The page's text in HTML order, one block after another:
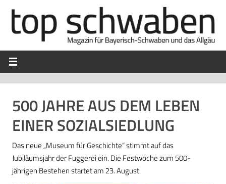
500 JAHRE AUS DEM LEBEN
EINER SOZIALSIEDLUNG
Das neue „Museum für Geschichte“ stimmt auf das
Jubiläumsjahr der Fuggerei ein. Die Festwoche zum 500-
jährigen Bestehen startet am 23. August.